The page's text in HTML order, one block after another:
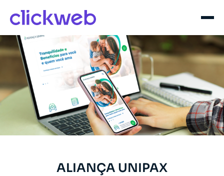
ALIANÇA UNIPAX